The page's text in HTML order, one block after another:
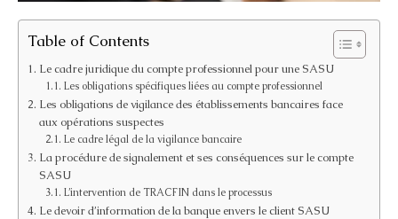
Table of Contents
Le cadre juridique du compte professionnel pour une SASU
Les obligations spécifiques liées au compte professionnel
Les obligations de vigilance des établissements bancaires face
aux opérations suspectes
Le cadre légal de la vigilance bancaire
La procédure de signalement et ses conséquences sur le compte
SASU
L’intervention de TRACFIN dans le processus
Le devoir d’information de la banque envers le client SASU